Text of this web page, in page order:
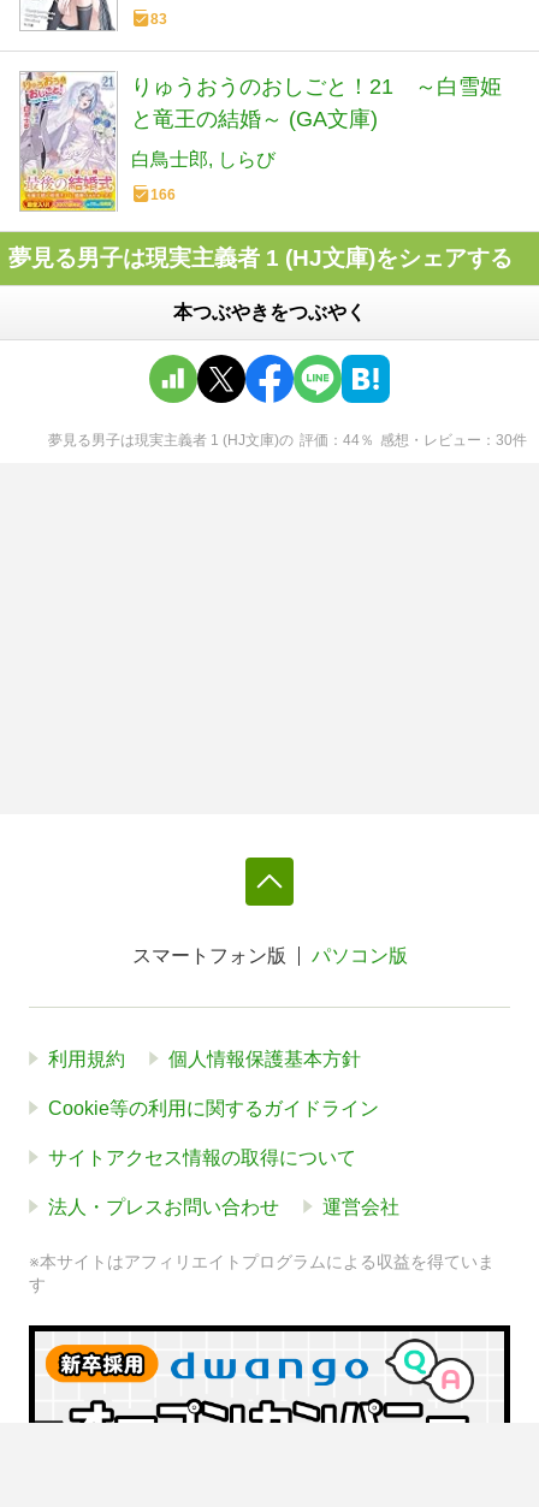
83
りゅうおうのおしごと！21 ～白雪姫
と竜王の結婚～ (GA文庫)
白鳥士郎 しらび
166
夢見る男子は現実主義者 1 (HJ文庫)をシェアする
本つぶやきをつぶやく
夢見る男子は現実主義者 1 (HJ文庫)の 評価 44％ 感想・レビュー 30件
スマートフォン版 パソコン版
利用規約 個人情報保護基本方針
Cookie等の利用に関するガイドライン
サイトアクセス情報の取得について
法人・プレスお問い合わせ 運営会社
※本サイトはアフィリエイトプログラムによる収益を得ていま
す